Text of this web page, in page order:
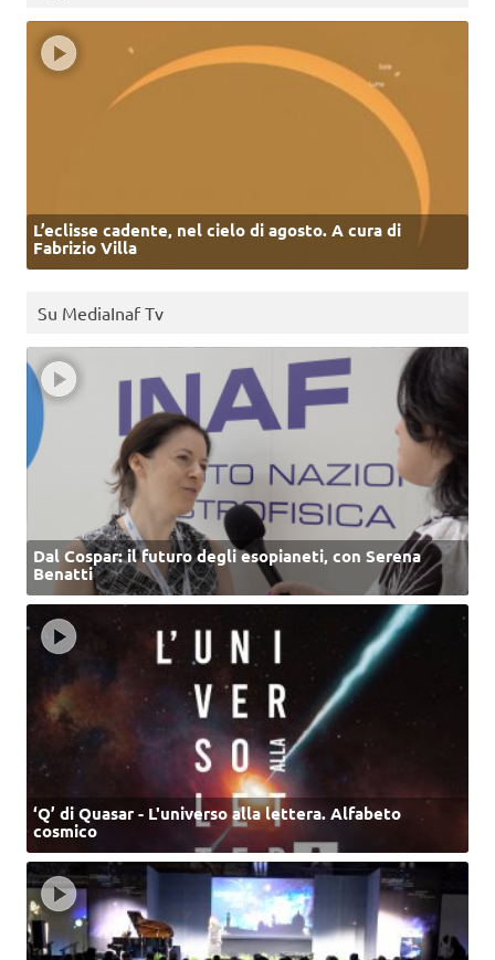
L’eclisse cadente, nel cielo di agosto. A cura di
Fabrizio Villa
Su MediaInaf Tv
Dal Cospar: il futuro degli esopianeti, con Serena
Benatti
‘Q’ di Quasar - L'universo alla lettera. Alfabeto
cosmico